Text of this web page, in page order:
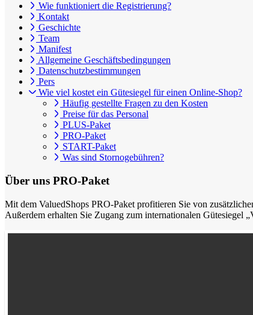
Wie funktioniert die Registrierung?
Kontakt
Geschichte
Team
Manifest
Allgemeine Geschäftsbedingungen
Datenschutzbestimmungen
Pers
Wie viel kostet ein Gütesiegel für einen Online-Shop?
Häufig gestellte Fragen zu den Kosten
Preise für das Personal
PLUS-Paket
PRO-Paket
START-Paket
Was sind Stornogebühren?
Über uns PRO-Paket
Mit dem ValuedShops PRO-Paket profitieren Sie von
Außerdem erhalten Sie Zugang zum internationalen Gütesiegel